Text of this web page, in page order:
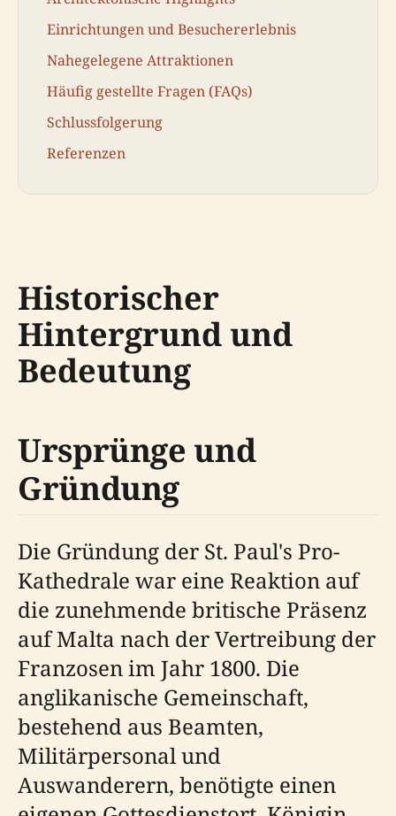
Einrichtungen und Besuchererlebnis
Nahegelegene Attraktionen
Häufig gestellte Fragen (FAQs)
Schlussfolgerung
Referenzen
Historischer
Hintergrund und
Bedeutung
Ursprünge und
Gründung
Die Gründung der St. Paul's Pro-
Kathedrale war eine Reaktion auf
die zunehmende britische Präsenz
auf Malta nach der Vertreibung der
Franzosen im Jahr 1800. Die
anglikanische Gemeinschaft,
bestehend aus Beamten,
Militärpersonal und
Auswanderern, benötigte einen